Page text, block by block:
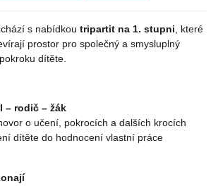
s nabídkou tripartit na 1. stupni , které
prostor pro společný a smysluplný
dítěte.
– rodič – žák
o učení, pokrocích a dalších krocích
dítěte do hodnocení vlastní práce